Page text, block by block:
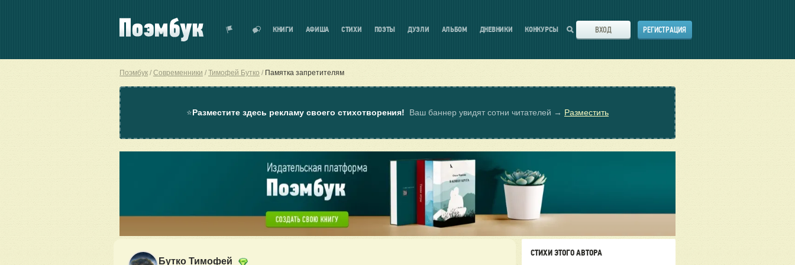
КНИГИ АФИША СТИХИ ПОЭТЫ ДУЭЛИ АЛЬБОМ ДНЕВНИКИ КОНКУРСЫ ВХОД РЕГИСТРАЦИЯ
Поэмбук Современники Тимофей Бутко Памятка запретителям
⭐Разместите здесь рекламу своего стихотворения! Ваш баннер увидят сотни читателей → Разместить
Бутко Тимофей
СТИХИ ЭТОГО АВТОРА